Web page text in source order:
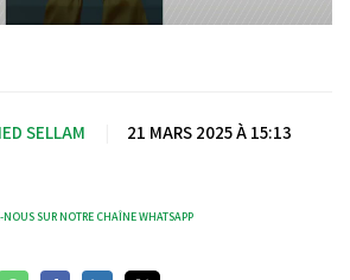
SELLAM 21 MARS 2025 À 15:13
NOUS SUR NOTRE CHAÎNE WHATSAPP